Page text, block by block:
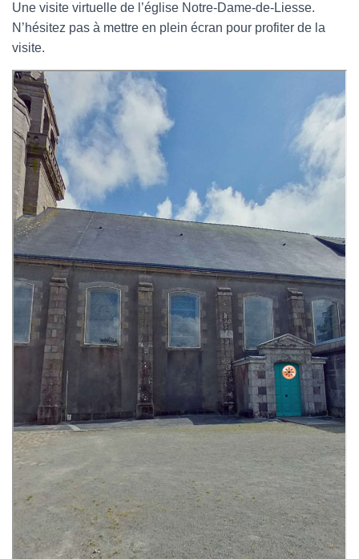
Une visite virtuelle de l’église Notre-Dame-de-Liesse.
N’hésitez pas à mettre en plein écran pour profiter de la
visite.